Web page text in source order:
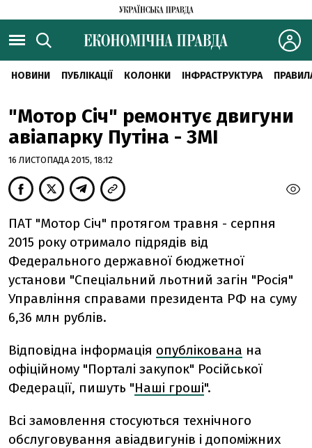
НОВИНИ ПУБЛІКАЦІЇ КОЛОНКИ ІНФРАСТРУКТУРА
"Мотор Січ" ремонтує двигуни
авіапарку Путіна - ЗМІ
16 ЛИСТОПАДА 2015, 18:12
ПАТ "Мотор Січ" протягом травня - серпня
2015 року отримало підрядів від
Федерального державної бюджетної
установи "Спеціальний льотний загін "Росія"
Управління справами президента РФ на суму
6,36 млн рублів.
Відповідна інформація опублікована на
офіційному "Порталі закупок" Російської
Федерації, пишуть "Наші гроші".
Всі замовлення стосуються технічного
обслуговування авіадвигунів і допоміжних